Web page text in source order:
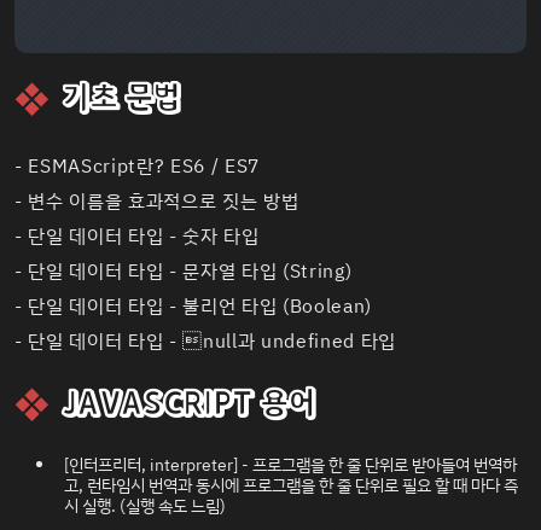
기초 문법
- ESMAScript란? ES6 / ES7
- 변수 이름을 효과적으로 짓는 방법
- 단일 데이터 타입 - 숫자 타입
- 단일 데이터 타입 - 문자열 타입 (String)
- 단일 데이터 타입 - 불리언 타입 (Boolean)
- 단일 데이터 타입 - null과 undefined 타입
JAVASCRIPT 용어
[인터프리터, interpreter] - 프로그램을 한 줄 단위로 받아들여 번역하
고, 런타임시 번역과 동시에 프로그램을 한 줄 단위로 필요 할 때 마다 즉
시 실행. (실행 속도 느림)